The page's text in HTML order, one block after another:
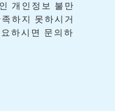
개인정보
불만
하지
못하시거
하시면
문의하